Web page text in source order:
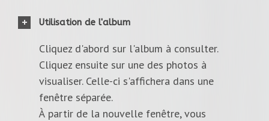
Utilisation de l'album
Cliquez d'abord sur l'album à consulter.
Cliquez ensuite sur une des photos à
visualiser. Celle-ci s'affichera dans une
fenêtre séparée.
À partir de la nouvelle fenêtre, vous